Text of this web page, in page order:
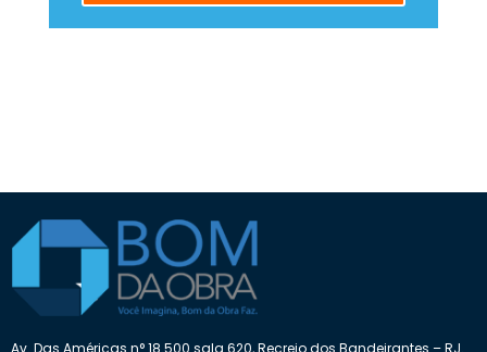
Av. Das Américas n° 18.500 sala 620, Recreio dos Bandeirantes – RJ.